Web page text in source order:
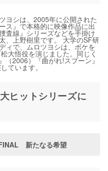
ヨシは、2005年に公開された
ス』で本格的に映像作品に出
査線』シリーズなどを手掛け
、上野樹里です。 大学のSF研
ィで、ムロツヨシは、ボケを
大悟役を演じました。同じく
（2006）『曲がれ!スプーン』
ています。
ヒットシリーズに
新たなる希望